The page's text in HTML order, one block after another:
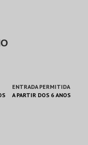
ENTRADA PERMITIDA
A PARTIR DOS 6 ANOS